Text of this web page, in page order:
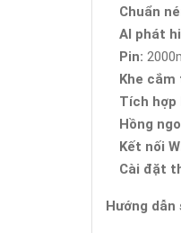
Chuẩn
AI phát
Pin:
Khe cắm
Tích hợp
Hồng
Kết nối
Cài đặt
Hướng dẫn